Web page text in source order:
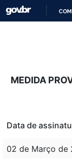
MEDIDA
Data de
02 de Março de